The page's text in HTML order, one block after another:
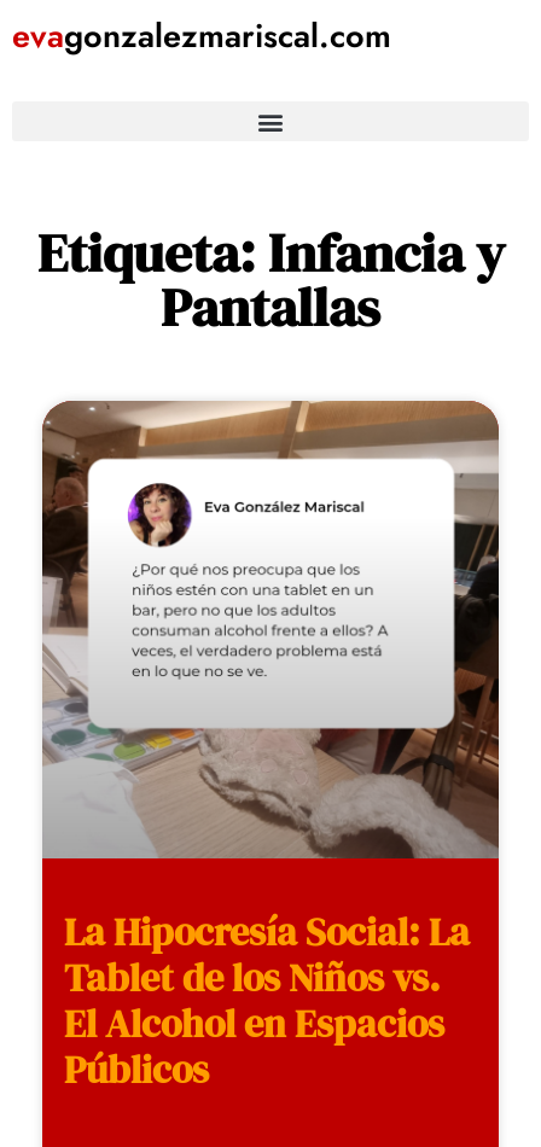
evagonzalezmariscal.com
Etiqueta: Infancia y
Pantallas
La Hipocresía Social: La
Tablet de los Niños vs.
El Alcohol en Espacios
Públicos